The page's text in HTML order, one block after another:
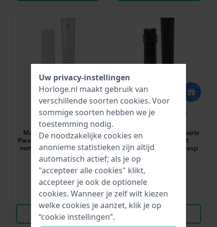
Maurice Lacroix
ML800-005072
Masterpiece XL 20 mm
Parelmoerglans leren band
met alligatorprint en goud
logo zonder gesp
€ 171,- 134,95
● Op voorraad
Vergelijk
Bekijk Product
Maurice Lacroix
Eliros XL 20 mm XL Zwarte
kalfsleren band met
alligatorprint zonder gesp
€ 134,-
● Op voorraad
Vergelijk
Uw privacy-instellingen
Horloge.nl maakt gebruik van
verschillende soorten cookies. Voor
sommige soorten hebben we je
toestemming nodig.
De noodzakelijke cookies en
anonieme statistieken zijn altijd
automatisch actief; als je op
"accepteer alle cookies" klikt,
accepteer je ook de optionele
cookies. Wanneer je zelf wilt kiezen
welke cookies je aanzet, klik je op
“cookie instellingen”.